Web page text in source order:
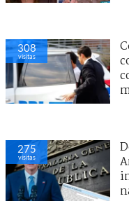
308
visitas
275
visitas